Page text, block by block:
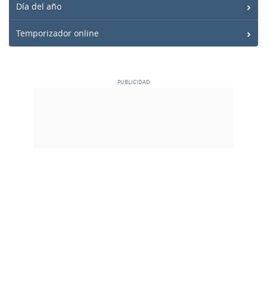
Día del año
Temporizador online